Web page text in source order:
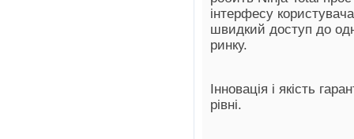
інтерфесу
швидкий доступ до
ринку.
Інновація і якість
рівні.